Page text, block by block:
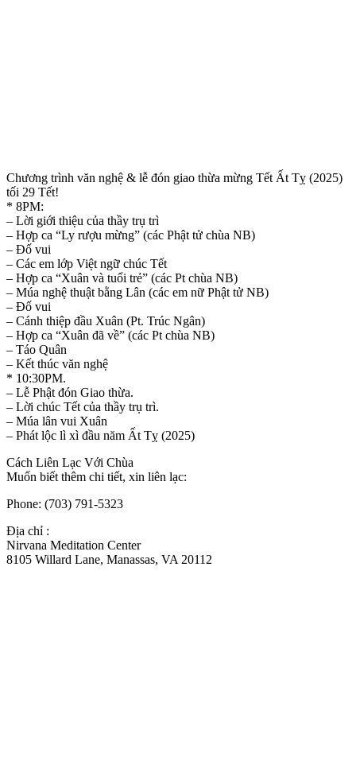
Chương trình văn nghệ & lễ đón giao thừa mừng Tết Ất Tỵ (2025)
tối 29 Tết!
* 8PM:
– Lời giới thiệu của thầy trụ trì
– Hợp ca “Ly rượu mừng” (các Phật tử chùa NB)
– Đố vui
– Các em lớp Việt ngữ chúc Tết
– Hợp ca “Xuân và tuổi trẻ” (các Pt chùa NB)
– Múa nghệ thuật bằng Lân (các em nữ Phật tử NB)
– Đố vui
– Cánh thiệp đầu Xuân (Pt. Trúc Ngân)
– Hợp ca “Xuân đã về” (các Pt chùa NB)
– Táo Quân
– Kết thúc văn nghệ
* 10:30PM.
– Lễ Phật đón Giao thừa.
– Lời chúc Tết của thầy trụ trì.
– Múa lân vui Xuân
– Phát lộc lì xì đầu năm Ất Tỵ (2025)
Cách Liên Lạc Với Chùa
Muốn biết thêm chi tiết, xin liên lạc:
Phone: (703) 791-5323
Địa chỉ :
Nirvana Meditation Center
8105 Willard Lane, Manassas, VA 20112